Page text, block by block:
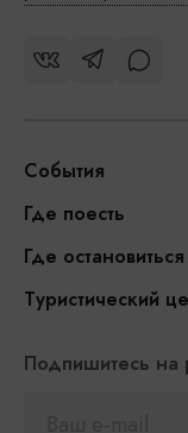
События
Где поесть
Где остановиться
Туристический
Подпишитесь на